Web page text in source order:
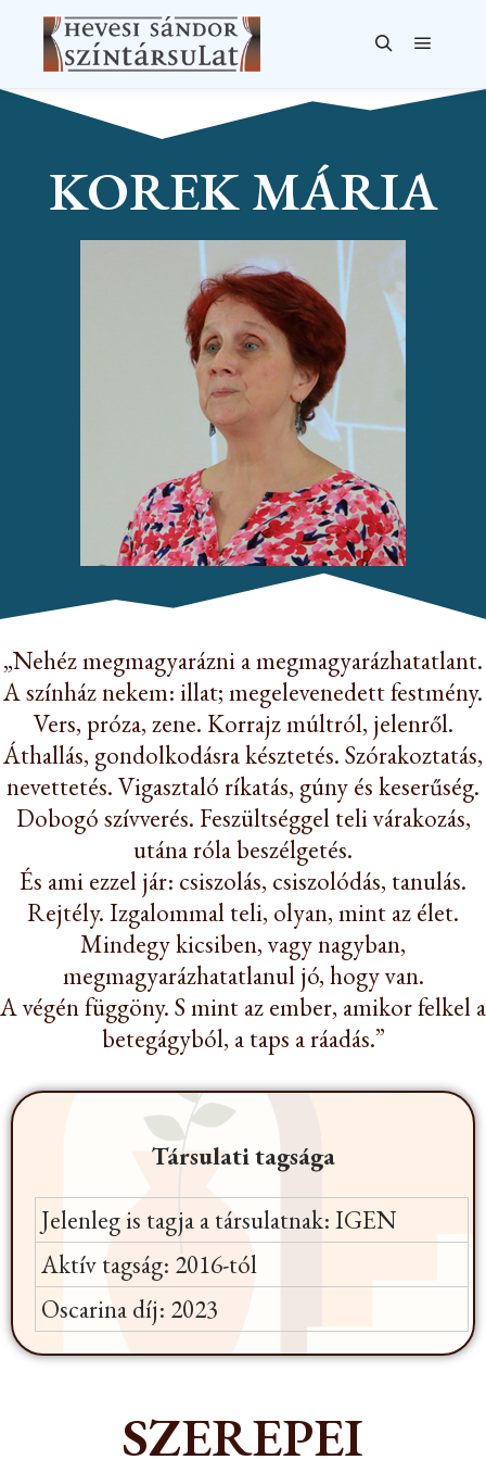
KOREK MÁRIA
„Nehéz megmagyarázni a megmagyarázhatatlant.
A színház nekem: illat; megelevenedett festmény.
Vers, próza, zene. Korrajz múltról, jelenről.
Áthallás, gondolkodásra késztetés. Szórakoztatás,
nevettetés. Vigasztaló ríkatás, gúny és keserűség.
Dobogó szívverés. Feszültséggel teli várakozás,
utána róla beszélgetés.
És ami ezzel jár: csiszolás, csiszolódás, tanulás.
Rejtély. Izgalommal teli, olyan, mint az élet.
Mindegy kicsiben, vagy nagyban,
megmagyarázhatatlanul jó, hogy van.
A végén függöny. S mint az ember, amikor felkel a
betegágyból, a taps a ráadás.”
Társulati tagsága
Jelenleg is tagja a társulatnak: IGEN
Aktív tagság: 2016-tól
Oscarina díj: 2023
SZEREPEI